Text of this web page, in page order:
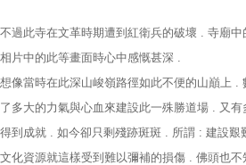
不過此寺在文革時期遭到紅衛兵的破壞 . 寺廟
相片中的此等畫面時心中感慨甚深 .
想像當時在此深山峻嶺路徑如此不便的山巔上 .
了多大的力氣與心血來建設此一殊勝道場 . 又
得到成就 . 如今卻只剩殘跡斑斑 . 所謂 : 建設艱
文化資源就這樣受到難以彌補的損傷 . 佛頭也